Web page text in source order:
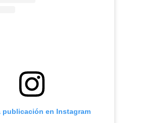
publicación en Instagram